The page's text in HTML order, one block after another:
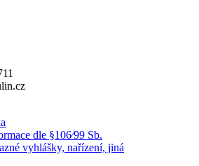
dle §106⁄99 Sb.
vyhlášky, nařízení, jiná